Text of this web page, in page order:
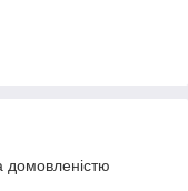
домовленістю